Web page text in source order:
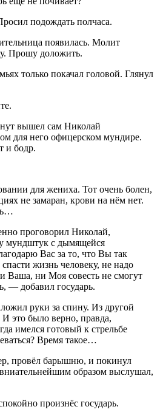
подождать полчаса.
появилась. Молит
Прошу доложить.
только покачал головой. Глянул
вышел сам Николай
для него офицерском мундире.
и бодр.
для жениха. Тот очень болен,
не замаран, крови на нём нет.
проговорил Николай,
мундштук с дымящейся
Вас за то, что Вы так
жизнь человеку, не надо
Ваша, ни Моя совесть не смогут
— добавил государь.
руки за спину. Из другой
это было верно, правда,
имелся готовый к стрельбе
Время такое…
провёл барышню, и покинул
образом выслушал,
произнёс государь.